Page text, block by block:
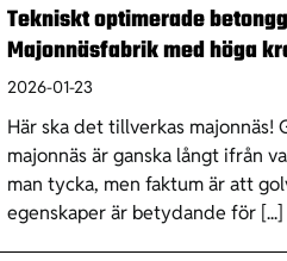
Tekniskt optimerade
Majonnäsfabrik med höga
2026-01-23
Här ska det tillverkas majonnäs!
majonnäs är ganska långt ifrån
man tycka, men faktum är att
egenskaper är betydande för [...]